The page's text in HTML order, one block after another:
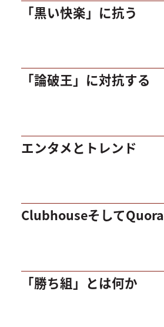
「黒い快楽」に抗う
「論破王」に対抗する
エンタメとトレンド
ClubhouseそしてQuora
「勝ち組」とは何か